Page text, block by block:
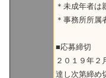
＊未成年者は
＊事務所所属
■応募締切
２０１９年２
達し次第締め